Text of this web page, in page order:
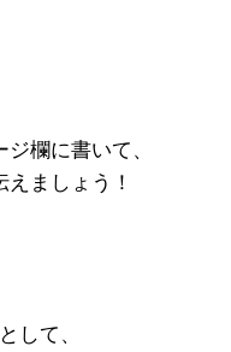
欄に書いて、
えましょう！
として、